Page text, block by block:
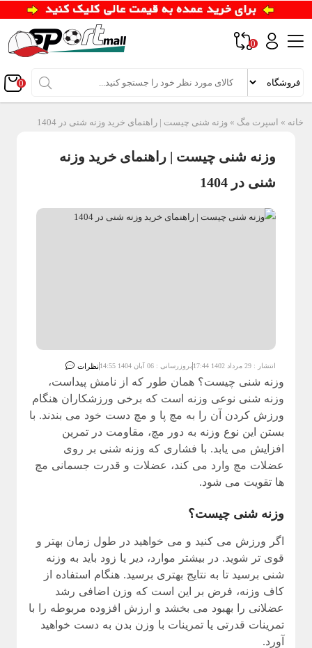
0
0
خانه » اسپرت مگ » وزنه شنی چیست | راهنمای خرید وزنه شنی در 1404
وزنه شنی چیست | راهنمای خرید وزنه
شنی در 1404
انتشار : 29 مرداد 1402 17:44 بروزرسانی : 06 آبان 1404 14:55 نظرات
وزنه شنی چیست؟ همان طور که از نامش پیداست،
وزنه شنی نوعی وزنه است که برخی ورزشکاران هنگام
ورزش کردن آن را به مچ پا و مچ دست خود می بندند. با
بستن این نوع وزنه به دور مچ، مقاومت در تمرین
افزایش می یابد. با فشاری که وزنه شنی بر روی
عضلات مچ وارد می کند، عضلات و قدرت جسمانی مچ
ها تقویت می شود.
وزنه شنی چیست؟
اگر ورزش می کنید و می خواهید در طول زمان بهتر و
قوی تر شوید. در بیشتر موارد، دیر یا زود باید به وزنه
شنى برسید تا به نتایج بهتری برسید. هنگام استفاده از
کاف وزنه، فرض بر این است که وزن اضافی رشد
عضلانی را بهبود می بخشد و ارزش افزوده مربوطه را با
تمرینات قدرتی یا تمرینات با وزن بدن به دست خواهید
آورد.